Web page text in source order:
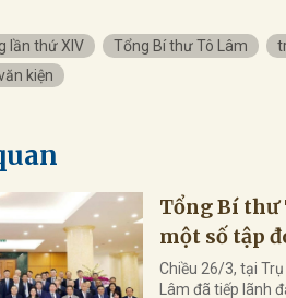
lần thứ XIV Tổng Bí thư Tô Lâm
kiện
Tổng Bí thư
một số tập
Chiều 26/3, tại
Lâm đã tiếp lãnh